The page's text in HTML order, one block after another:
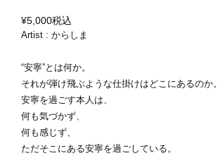
¥5,000税込
Artist : からしま
“安寧”とは何か。
それが弾け飛ぶような仕掛けはどこにあるのか。
安寧を過ごす本人は、
何も気づかず、
何も感じず、
ただそこにある安寧を過ごしている。